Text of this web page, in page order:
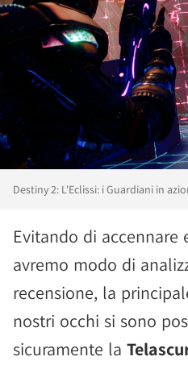
Destiny 2: L'Eclissi: i Guardiani in
Evitando di
avremo modo di
recensione, la
nostri occhi si sono
sicuramente la